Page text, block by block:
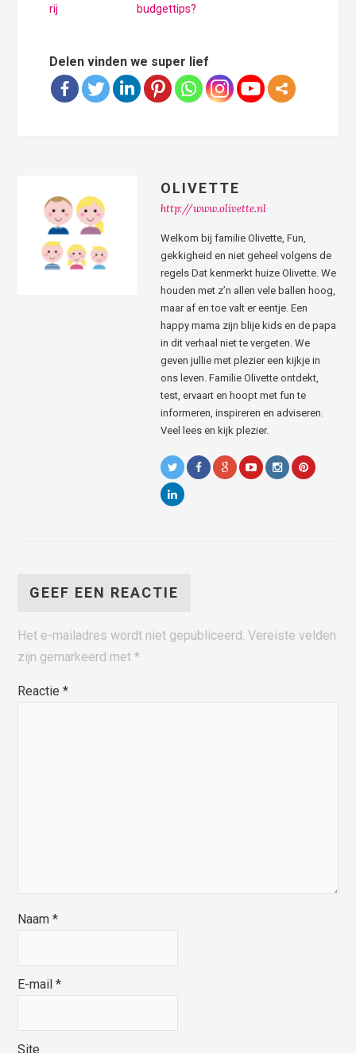
rij
budgettips?
Delen vinden we super lief
OLIVETTE
http://www.olivette.nl
Welkom bij familie Olivette, Fun,
gekkigheid en niet geheel volgens de
regels Dat kenmerkt huize Olivette. We
houden met z’n allen vele ballen hoog,
maar af en toe valt er eentje. Een
happy mama zijn blije kids en de papa
in dit verhaal niet te vergeten. We
geven jullie met plezier een kijkje in
ons leven. Familie Olivette ontdekt,
test, ervaart en hoopt met fun te
informeren, inspireren en adviseren.
Veel lees en kijk plezier.
GEEF EEN REACTIE
Het e-mailadres wordt niet gepubliceerd. Vereiste velden
zijn gemarkeerd met*
Reactie*
Naam*
E-mail*
Site